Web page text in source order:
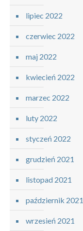
lipiec 2022
czerwiec 2022
maj 2022
kwiecień 2022
marzec 2022
luty 2022
styczeń 2022
grudzień 2021
listopad 2021
październik 2021
wrzesień 2021